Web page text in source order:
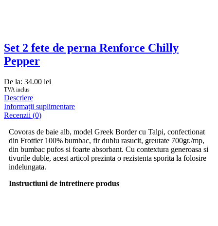
Set 2 fete de perna Renforce Chilly
Pepper
De la: 34.00 lei
TVA inclus
Descriere
Informații suplimentare
Recenzii (0)
Covoras de baie alb, model Greek Border cu Talpi, confectionat
din Frottier 100% bumbac, fir dublu rasucit, greutate 700gr./mp,
din bumbac pufos si foarte absorbant. Cu contextura generoasa si
tivurile duble, acest articol prezinta o rezistenta sporita la folosire
indelungata.
Instructiuni de intretinere produs